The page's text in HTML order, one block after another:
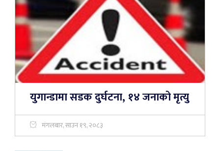
युगान्डामा सडक दुर्घटना, १४ जनाको मृत्यु
मंगलबार, साउन १९, २०८३